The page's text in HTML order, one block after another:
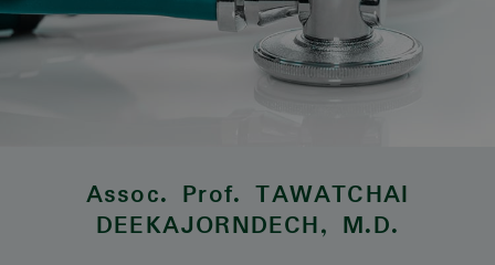
Assoc. Prof. TAWATCHAI
DEEKAJORNDECH, M.D.